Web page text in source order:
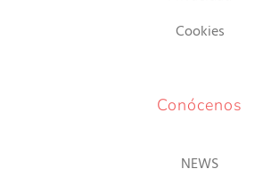
Cookies
Conócenos
NEWS